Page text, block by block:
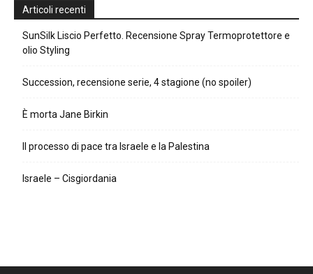
Articoli recenti
SunSilk Liscio Perfetto. Recensione Spray Termoprotettore e
olio Styling
Succession, recensione serie, 4 stagione (no spoiler)
È morta Jane Birkin
Il processo di pace tra Israele e la Palestina
Israele – Cisgiordania